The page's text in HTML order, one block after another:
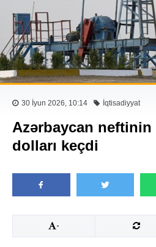
30 İyun 2026, 10:14 İqtisadiyyat
Azərbaycan neftinin
dolları keçdi
-